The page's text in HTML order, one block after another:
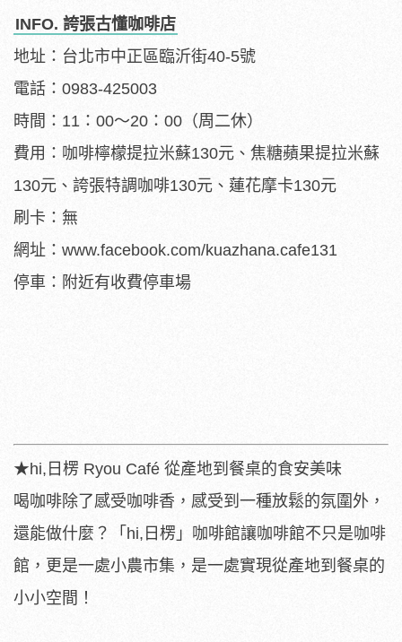
INFO. 誇張古懂咖啡店
地址：台北市中正區臨沂街40-5號
電話：0983-425003
時間：11：00～20：00（周二休）
費用：咖啡檸檬提拉米蘇130元、焦糖蘋果提拉米蘇
130元、誇張特調咖啡130元、蓮花摩卡130元
刷卡：無
網址：www.facebook.com/kuazhana.cafe131
停車：附近有收費停車場
★hi,日楞 Ryou Café 從產地到餐桌的食安美味
喝咖啡除了感受咖啡香，感受到一種放鬆的氛圍外，
還能做什麼？「hi,日楞」咖啡館讓咖啡館不只是咖啡
館，更是一處小農市集，是一處實現從產地到餐桌的
小小空間！